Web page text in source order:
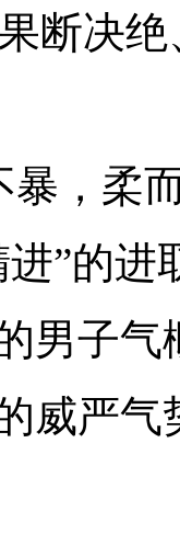
断决
暴，柔
进”的进
男子气
威严气